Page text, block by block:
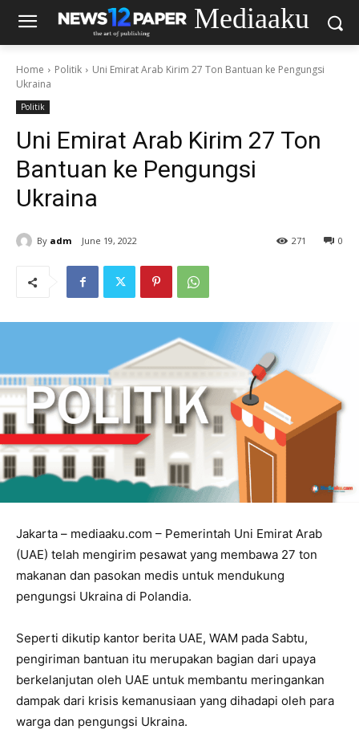
Mediaaku
Home Politik
Uni Emirat Arab Kirim 27 Ton Bantuan ke Pengungsi
Ukraina
Politik
Uni Emirat Arab Kirim 27 Ton
Bantuan ke Pengungsi
Ukraina
By adm June 19, 2022 0
271
Jakarta – mediaaku.com – Pemerintah Uni Emirat Arab
(UAE) telah mengirim pesawat yang membawa 27 ton
makanan dan pasokan medis untuk mendukung
pengungsi Ukraina di Polandia.
Seperti dikutip kantor berita UAE, WAM pada Sabtu,
pengiriman bantuan itu merupakan bagian dari upaya
berkelanjutan oleh UAE untuk membantu meringankan
dampak dari krisis kemanusiaan yang dihadapi oleh para
warga dan pengungsi Ukraina.